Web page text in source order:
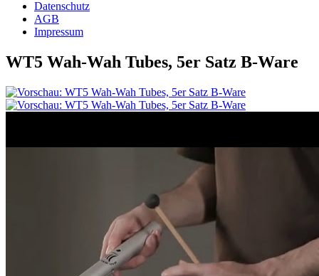
Datenschutz
AGB
Impressum
WT5 Wah-Wah Tubes, 5er Satz B-Ware